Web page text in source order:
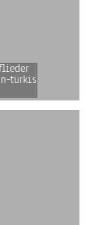
türkis